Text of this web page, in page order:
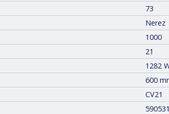
73
Nerez
1000
21
1282
600
CV21